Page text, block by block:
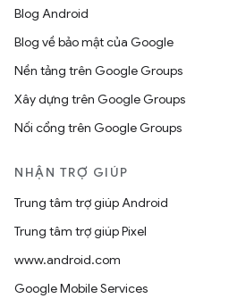
Blog Android
Blog về bảo mật của Google
Nền tảng trên Google Groups
Xây dựng trên Google Groups
Nối cổng trên Google Groups
NHẬN TRỢ GIÚP
Trung tâm trợ giúp Android
Trung tâm trợ giúp Pixel
www.android.com
Google Mobile Services